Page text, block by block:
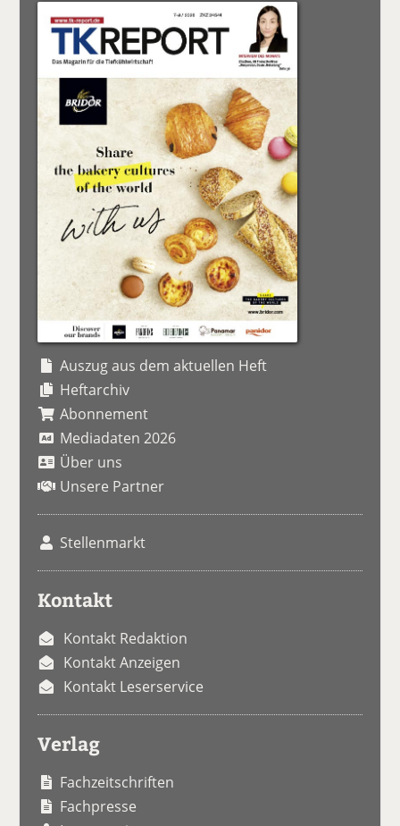
Auszug aus dem aktuellen Heft
Heftarchiv
Abonnement
Mediadaten 2026
Über uns
Unsere Partner
Stellenmarkt
Kontakt
Kontakt Redaktion
Kontakt Anzeigen
Kontakt Leserservice
Verlag
Fachzeitschriften
Fachpresse